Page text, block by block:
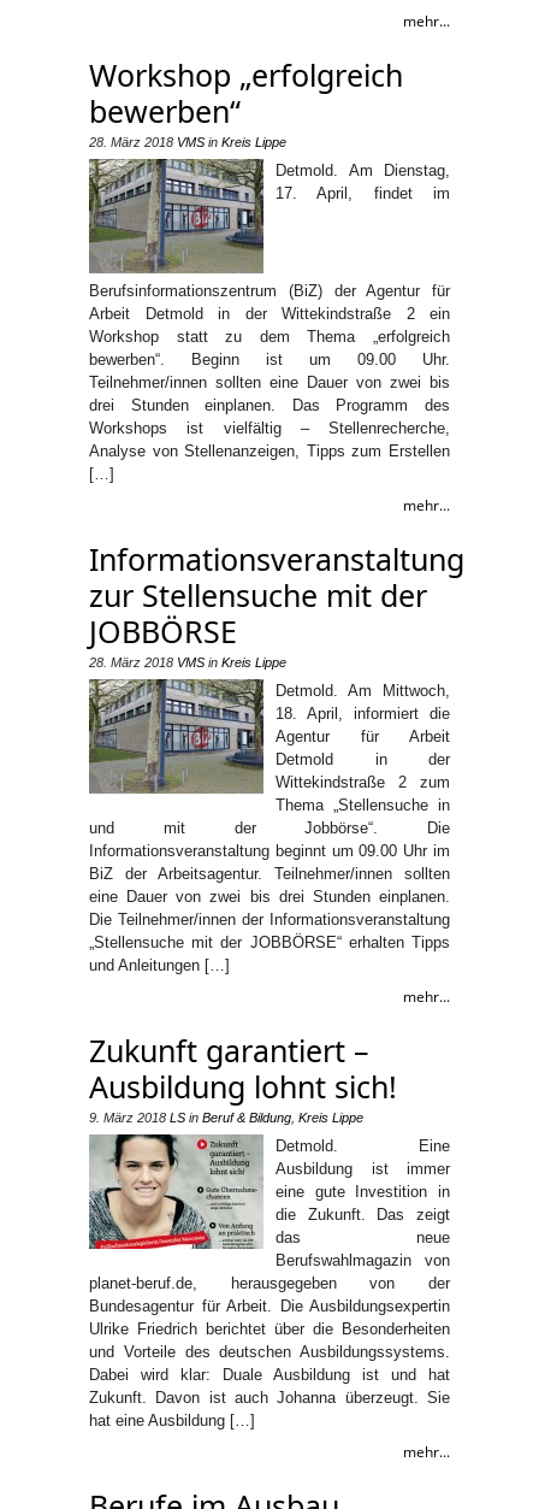
mehr...
Workshop „erfolgreich
bewerben“
28. März 2018 VMS in Kreis Lippe
Detmold. Am Dienstag,
17. April, findet im
Berufsinformationszentrum (BiZ) der Agentur für
Arbeit Detmold in der Wittekindstraße 2 ein
Workshop statt zu dem Thema „erfolgreich
bewerben“. Beginn ist um 09.00 Uhr.
Teilnehmer/innen sollten eine Dauer von zwei bis
drei Stunden einplanen. Das Programm des
Workshops ist vielfältig – Stellenrecherche,
Analyse von Stellenanzeigen, Tipps zum Erstellen
[…]
mehr...
Informationsveranstaltung
zur Stellensuche mit der
JOBBÖRSE
28. März 2018 VMS in Kreis Lippe
Detmold. Am Mittwoch,
18. April, informiert die
Agentur für Arbeit
Detmold in der
Wittekindstraße 2 zum
Thema „Stellensuche in
und mit der Jobbörse“. Die
Informationsveranstaltung beginnt um 09.00 Uhr im
BiZ der Arbeitsagentur. Teilnehmer/innen sollten
eine Dauer von zwei bis drei Stunden einplanen.
Die Teilnehmer/innen der Informationsveranstaltung
„Stellensuche mit der JOBBÖRSE“ erhalten Tipps
und Anleitungen […]
mehr...
Zukunft garantiert –
Ausbildung lohnt sich!
9. März 2018 LS in Beruf & Bildung Kreis Lippe
Detmold. Eine
Ausbildung ist immer
eine gute Investition in
die Zukunft. Das zeigt
das neue
Berufswahlmagazin von
planet-beruf.de, herausgegeben von der
Bundesagentur für Arbeit. Die Ausbildungsexpertin
Ulrike Friedrich berichtet über die Besonderheiten
und Vorteile des deutschen Ausbildungssystems.
Dabei wird klar: Duale Ausbildung ist und hat
Zukunft. Davon ist auch Johanna überzeugt. Sie
hat eine Ausbildung […]
mehr...